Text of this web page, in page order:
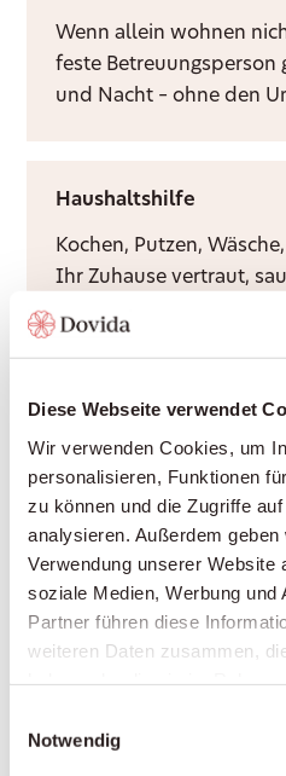
Diese Webseite verwendet
Wir verwenden Cookies, um
personalisieren, Funktionen
zu können und die Zugriffe
analysieren. Außerdem
Verwendung unserer Website
soziale Medien, Werbung und
Partner führen diese
weiteren Daten zusammen,
Notwendig
Wenn allein wohnen
feste Betreuungsperson
und Nacht – ohne den
Haushaltshilfe
Kochen, Putzen,
Ihr Zuhause vertraut,
dass Sie es allein
Demenzbetreuung
Eine feste, geduldige
Struktur, Sicherheit und
Alltag bringt – speziell
mit Demenz.
Alltagsbegleitung
Gesicht im Alltag –